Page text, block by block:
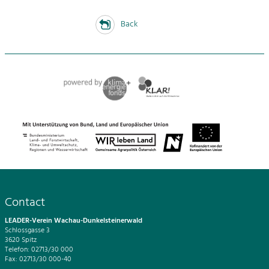
Back
Contact
LEADER-Verein Wachau-Dunkelsteinerwald
Schlossgasse 3
3620 Spitz
Telefon: 02713/30 000
Fax: 02713/30 000-40